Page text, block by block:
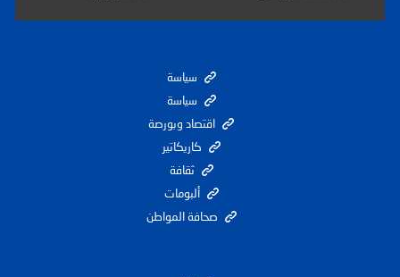
سياسة
سياسة
اقتصاد وبورصة
كاريكاتير
ثقافة
ألبومات
صحافة المواطن